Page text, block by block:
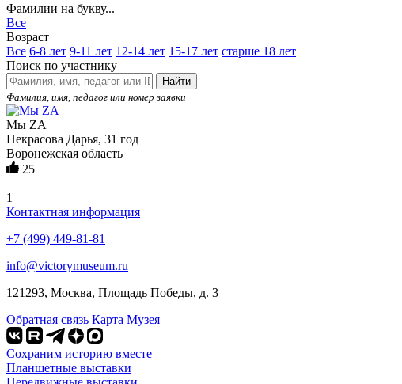
Фамилии на букву...
Все
Возраст
Все 6-8 лет 9-11 лет 12-14 лет 15-17 лет старше 18 лет
Поиск по участнику
Найти
Фамилия, имя, педагог или номер заявки
Мы ZА
Некрасова Дарья, 31 год
Воронежская область
25
1
Контактная информация
+7 (499) 449-81-81
info@victorymuseum.ru
121293, Москва, Площадь Победы, д. 3
Обратная связь Карта Музея
Сохраним историю вместе
Планшетные выставки